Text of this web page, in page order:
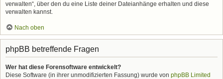
verwalten“, über den du eine Liste deiner Dateianhänge erhalten und diese
verwalten kannst.
Nach oben
phpBB betreffende Fragen
Wer hat diese Forensoftware entwickelt?
Diese Software (in ihrer unmodifizierten Fassung) wurde von phpBB Limited